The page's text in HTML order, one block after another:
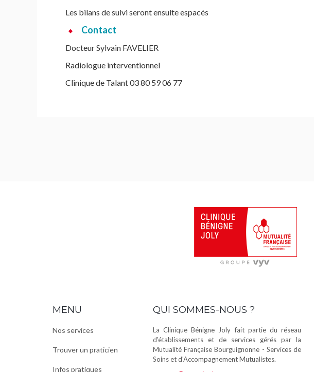
Les bilans de suivi seront ensuite espacés
Contact
Docteur Sylvain FAVELIER
Radiologue interventionnel
Clinique de Talant 03 80 59 06 77
MENU
Nos services
Trouver un praticien
Infos pratiques
QUI SOMMES-NOUS ?
La Clinique Bénigne Joly fait partie du réseau
d'établissements et de services gérés par la
Mutualité Française Bourguignonne - Services de
Soins et d'Accompagnement Mutualistes.